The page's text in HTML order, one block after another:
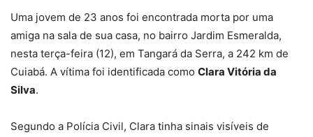
Uma jovem de 23 anos foi encontrada morta por uma
amiga na sala de sua casa, no bairro Jardim Esmeralda,
nesta terça-feira (12), em Tangará da Serra, a 242 km de
Cuiabá. A vítima foi identificada como Clara Vitória da
Silva.
Segundo a Polícia Civil, Clara tinha sinais visíveis de